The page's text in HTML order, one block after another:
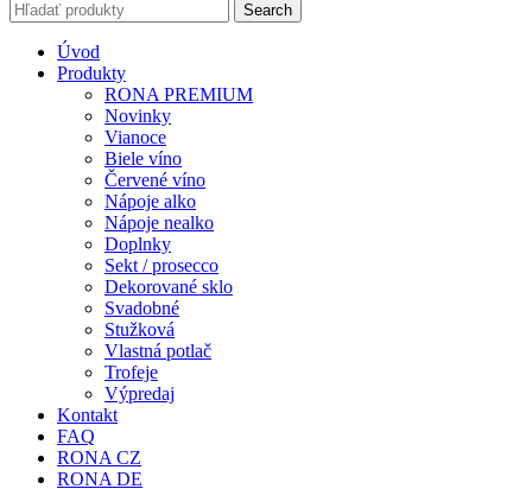
Search
Úvod
Produkty
RONA PREMIUM
Novinky
Vianoce
Biele víno
Červené víno
Nápoje alko
Nápoje nealko
Doplnky
Sekt / prosecco
Dekorované sklo
Svadobné
Stužková
Vlastná potlač
Trofeje
Výpredaj
Kontakt
FAQ
RONA CZ
RONA DE